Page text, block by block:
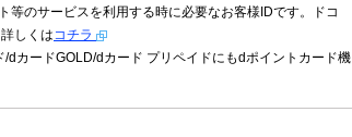
のサービスを利用する時に必要なお客様IDです。ドコ
しくはコチラ
カードGOLD/dカード プリペイドにもdポイントカード機